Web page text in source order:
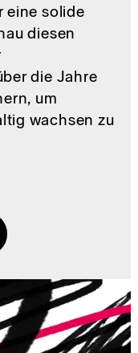
eine solide
diesen
die Jahre
um
wachsen zu